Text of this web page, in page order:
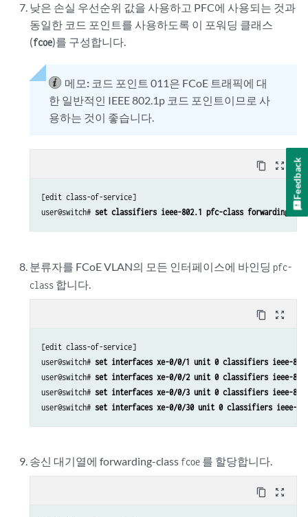
낮은 손실 우선순위 값을 사용하고 PFC에 사용되는 것과
동일한 코드 포인트를 사용하도록 이 포워딩 클래스
(fcoe)를 구성합니다.
메모: 코드 포인트 011은 FCoE 트래픽에 대
한 일반적인 IEEE 802.1p 코드 포인트이므로 사
용하는 것이 좋습니다.
content_copy zoom_out_map
[edit class-of-service]
user@switch# set classifiers ieee-802.1 pfc-class forwarding-
분류자를 FCoE VLAN의 모든 인터페이스에 바인딩pfc-
class 합니다.
content_copy zoom_out_map
[edit class-of-service]
user@switch# set interfaces xe-0/0/1 unit 0 classifiers ieee-
user@switch# set interfaces xe-0/0/2 unit 0 classifiers ieee-
user@switch# set interfaces xe-0/0/3 unit 0 classifiers ieee-
user@switch# set interfaces xe-0/0/30 unit 0 classifiers ieee-
송신 대기열에 forwarding-class fcoe 를 할당합니다.
content_copy zoom_out_map
Feedback